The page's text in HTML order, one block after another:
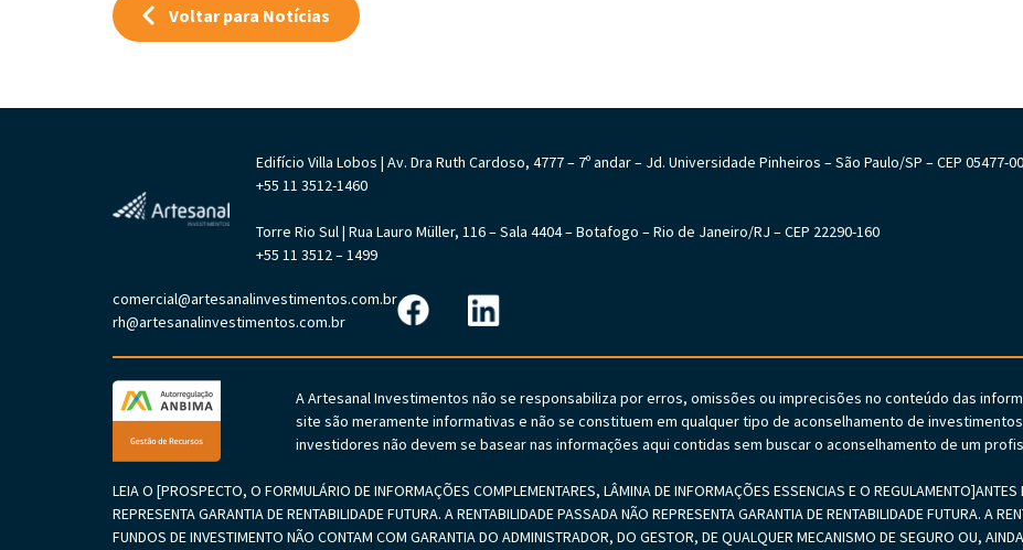
Voltar para Notícias
Edifício Villa Lobos | Av. Dra Ruth Cardoso, 4777 – 7º andar – Jd. Universidade Pinheiros – São Paulo/SP – CEP 05477-
+55 11 3512-1460
Torre Rio Sul | Rua Lauro Müller, 116 – Sala 4404 – Botafogo – Rio de Janeiro/RJ – CEP 22290-160
+55 11 3512 – 1499
comercial@artesanalinvestimentos.com.br
rh@artesanalinvestimentos.com.br
A Artesanal Investimentos não se responsabiliza por erros, omissões ou imprecisões no conteúdo das
site são meramente informativas e não se constituem em qualquer tipo de aconselhamento de
investidores não devem se basear nas informações aqui contidas sem buscar o aconselhamento de um
LEIA O [PROSPECTO, O FORMULÁRIO DE INFORMAÇÕES COMPLEMENTARES, LÂMINA DE INFORMAÇÕES ESSENCIAS E O REGULAMENTO]ANTES
REPRESENTA GARANTIA DE RENTABILIDADE FUTURA. A RENTABILIDADE PASSADA NÃO REPRESENTA GARANTIA DE RENTABILIDADE FUTURA. A
FUNDOS DE INVESTIMENTO NÃO CONTAM COM GARANTIA DO ADMINISTRADOR, DO GESTOR, DE QUALQUER MECANISMO DE SEGURO OU,